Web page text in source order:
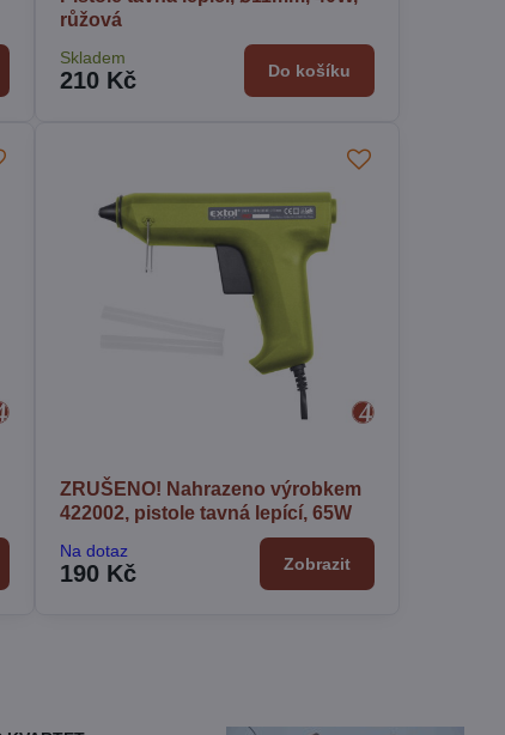
růžová
Skladem
210 Kč Do košíku
ZRUŠENO! Nahrazeno výrobkem
422002, pistole tavná lepící, 65W
Na dotaz
190 Kč Zobrazit